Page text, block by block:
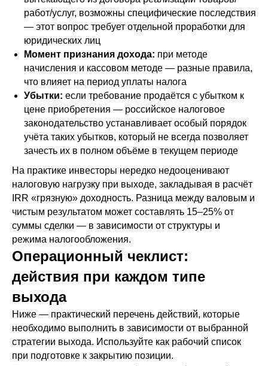
работ/услуг, возможны специфические последствия
— этот вопрос требует отдельной проработки для
юридических лиц
Момент признания дохода: при методе
начисления и кассовом методе — разные правила,
что влияет на период уплаты налога
Убытки: если требование продаётся с убытком к
цене приобретения — российское налоговое
законодательство устанавливает особый порядок
учёта таких убытков, который не всегда позволяет
зачесть их в полном объёме в текущем периоде
На практике инвесторы нередко недооценивают
налоговую нагрузку при выходе, закладывая в расчёт
IRR «грязную» доходность. Разница между валовым и
чистым результатом может составлять 15–25% от
суммы сделки — в зависимости от структуры и
режима налогообложения.
Операционный чеклист:
действия при каждом типе
выхода
Ниже — практический перечень действий, которые
необходимо выполнить в зависимости от выбранной
стратегии выхода. Используйте как рабочий список
при подготовке к закрытию позиции.